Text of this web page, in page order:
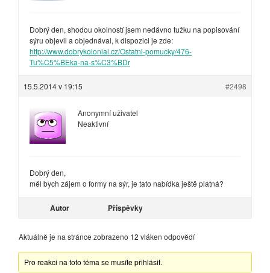
Dobrý den, shodou okolností jsem nedávno tužku na popisování
sýru objevil a objednával, k dispozici je zde:
http://www.dobrykolonial.cz/Ostatni-pomucky/476-
Tu%C5%BEka-na-s%C3%BDr
15.5.2014 v 19:15 #2498
Anonymní uživatel
Neaktivní
Dobrý den,
měl bych zájem o formy na sýr, je tato nabídka ještě platná?
Autor Příspěvky
Aktuálně je na stránce zobrazeno 12 vláken odpovědí
Pro reakci na toto téma se musíte přihlásit.